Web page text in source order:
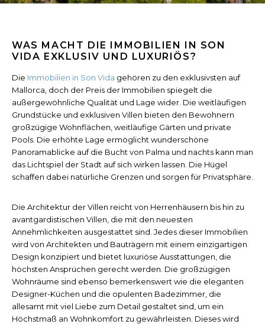
WAS MACHT DIE IMMOBILIEN IN SON
VIDA EXKLUSIV UND LUXURIÖS?
Die Immobilien in Son Vida gehören zu den exklusivsten auf
Mallorca, doch der Preis der Immobilien spiegelt die
außergewöhnliche Qualität und Lage wider. Die weitläufigen
Grundstücke und exklusiven Villen bieten den Bewohnern
großzügige Wohnflächen, weitläufige Gärten und private
Pools. Die erhöhte Lage ermöglicht wunderschöne
Panoramablicke auf die Bucht von Palma und nachts kann man
das Lichtspiel der Stadt auf sich wirken lassen. Die Hügel
schaffen dabei natürliche Grenzen und sorgen für Privatsphäre.
Die Architektur der Villen reicht von Herrenhäusern bis hin zu
avantgardistischen Villen, die mit den neuesten
Annehmlichkeiten ausgestattet sind. Jedes dieser Immobilien
wird von Architekten und Bauträgern mit einem einzigartigen
Design konzipiert und bietet luxuriöse Ausstattungen, die
höchsten Ansprüchen gerecht werden. Die großzügigen
Wohnräume sind ebenso bemerkenswert wie die eleganten
Designer-Küchen und die opulenten Badezimmer, die
allesamt mit viel Liebe zum Detail gestaltet sind, um ein
Höchstmaß an Wohnkomfort zu gewährleisten. Dieses wird